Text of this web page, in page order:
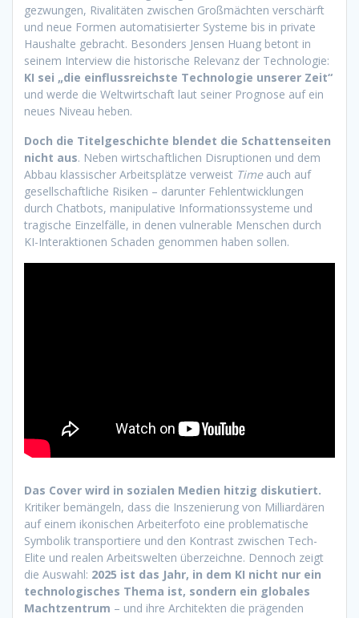
gezwungen, Rivalitäten zwischen Großmächten verschärft
und neue Formen automatisierter Systeme bis in private
Haushalte gebracht. Besonders Jensen Huang betont in
seinem Interview die historische Relevanz der Technologie:
KI sei „die einflussreichste Technologie unserer Zeit“
und werde die Weltwirtschaft laut seiner Prognose auf ein
neues Niveau heben.
Doch die Titelgeschichte blendet die Schattenseiten
nicht aus. Neben wirtschaftlichen Disruptionen und dem
Abbau klassischer Arbeitsplätze verweist Timeauch auf
gesellschaftliche Risiken – darunter Fehlentwicklungen
durch Chatbots, manipulative Informationssysteme und
tragische Einzelfälle, in denen vulnerable Menschen durch
KI-Interaktionen Schaden genommen haben sollen.
Das Cover wird in sozialen Medien hitzig diskutiert.
Kritiker bemängeln, dass die Inszenierung von Milliardären
auf einem ikonischen Arbeiterfoto eine problematische
Symbolik transportiere und den Kontrast zwischen Tech-
Elite und realen Arbeitswelten überzeichne. Dennoch zeigt
die Auswahl: 2025 ist das Jahr, in dem KI nicht nur ein
technologisches Thema ist, sondern ein globales
Machtzentrum – und ihre Architekten die prägenden